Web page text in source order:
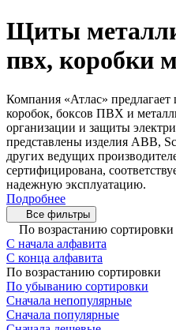
Щиты
пвх, коробки
Компания «Атлас»
коробок, боксов ПВХ и
организации и защиты
представлены изделия ABB,
других ведущих
сертифицирована,
надежную эксплуатацию.
Подробнее
Все фильтры
По возрастанию сортировки
С начала алфавита
С конца алфавита
По возрастанию сортировки
По убыванию сортировки
Сначала непопулярные
Сначала популярные